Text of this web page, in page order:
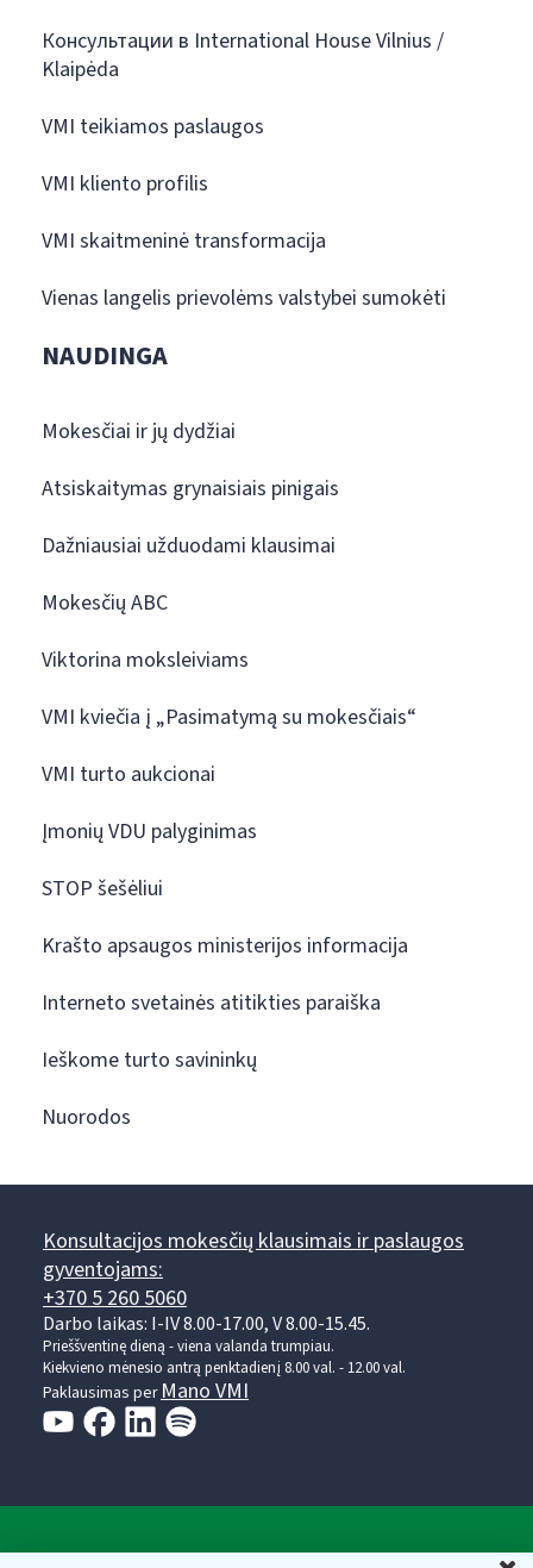
Консультации в International House Vilnius /
Klaipėda
VMI teikiamos paslaugos
VMI kliento profilis
VMI skaitmeninė transformacija
Vienas langelis prievolėms valstybei sumokėti
NAUDINGA
Mokesčiai ir jų dydžiai
Atsiskaitymas grynaisiais pinigais
Dažniausiai užduodami klausimai
Mokesčių ABC
Viktorina moksleiviams
VMI kviečia į „Pasimatymą su mokesčiais“
VMI turto aukcionai
Įmonių VDU palyginimas
STOP šešėliui
Krašto apsaugos ministerijos informacija
Interneto svetainės atitikties paraiška
Ieškome turto savininkų
Nuorodos
Konsultacijos mokesčių klausimais ir paslaugos
gyventojams:
+370 5 260 5060
Darbo laikas: I-IV 8.00-17.00, V 8.00-15.45.
Prieššventinę dieną - viena valanda trumpiau.
Kiekvieno mėnesio antrą penktadienį 8.00 val. - 12.00 val.
Paklausimas perMano VMI